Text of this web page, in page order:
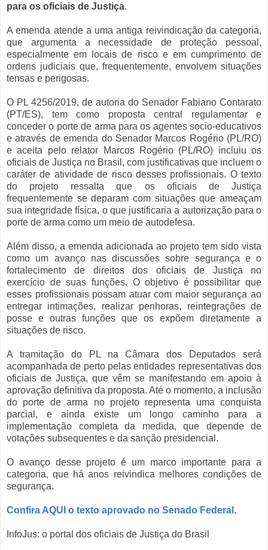
para os oficiais de Justiça.
A emenda atende a uma antiga reivindicação da categoria,
que argumenta a necessidade de proteção pessoal,
especialmente em locais de risco e em cumprimento de
ordens judiciais que, frequentemente, envolvem situações
tensas e perigosas.
O PL 4256/2019, de autoria do Senador Fabiano Contarato
(PT/ES), tem como proposta central regulamentar e
conceder o porte de arma para os agentes socio-educativos
e através de emenda do Senador Marcos Rogério (PL/RO)
e aceita pelo relator Marcos Rogério (PL/RO) incluiu os
oficiais de Justiça no Brasil, com justificativas que incluem o
caráter de atividade de risco desses profissionais. O texto
do projeto ressalta que os oficiais de Justiça
frequentemente se deparam com situações que ameaçam
sua integridade física, o que justificaria a autorização para o
porte de arma como um meio de autodefesa.
Além disso, a emenda adicionada ao projeto tem sido vista
como um avanço nas discussões sobre segurança e o
fortalecimento de direitos dos oficiais de Justiça no
exercício de suas funções. O objetivo é possibilitar que
esses profissionais possam atuar com maior segurança ao
entregar intimações, realizar penhoras, reintegrações de
posse e outras funções que os expõem diretamente a
situações de risco.
A tramitação do PL na Câmara dos Deputados será
acompanhada de perto pelas entidades representativas dos
oficiais de Justiça, que vêm se manifestando em apoio à
aprovação definitiva da proposta. Até o momento, a inclusão
do porte de arma no projeto representa uma conquista
parcial, e ainda existe um longo caminho para a
implementação completa da medida, que depende de
votações subsequentes e da sanção presidencial.
O avanço desse projeto é um marco importante para a
categoria, que há anos reivindica melhores condições de
segurança.
Confira AQUI o texto aprovado no Senado Federal.
InfoJus: o portal dos oficiais de Justiça do Brasil